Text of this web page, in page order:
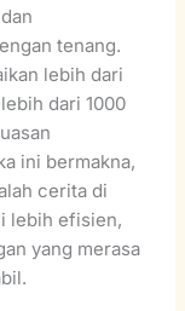
tenang.
lebih dari
dari 1000
ini bermakna,
cerita di
lebih efisien,
yang merasa